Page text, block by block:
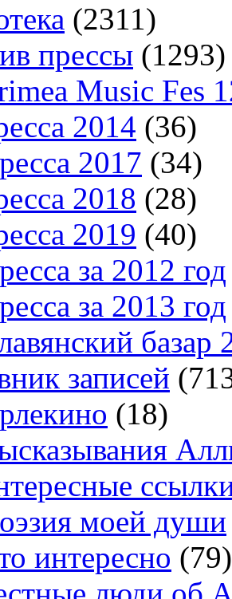
(2311)
прессы (1293)
Music Fes
2014 (36)
2017 (34)
2018 (28)
2019 (40)
за 2012 год
за 2013 год
базар
записей
(18)
моей души
интересно (79)